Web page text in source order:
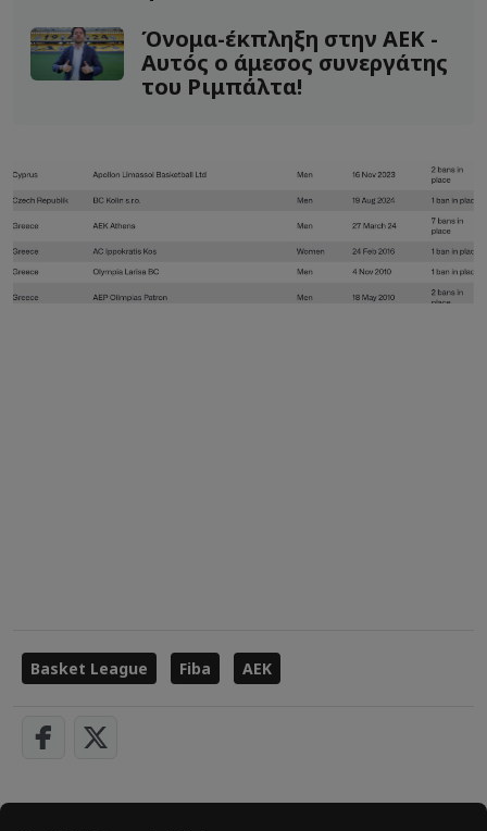
Όνομα-έκπληξη στην ΑΕΚ -
Αυτός ο άμεσος συνεργάτης
του Ριμπάλτα!
Basket League Fiba ΑΕΚ